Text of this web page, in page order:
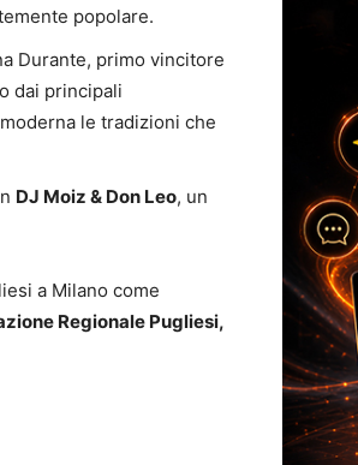
popolare.
Durante, primo vincitore
dai principali
le tradizioni che
DJ Moiz & Don Leo, un
a Milano come
Regionale Pugliesi,